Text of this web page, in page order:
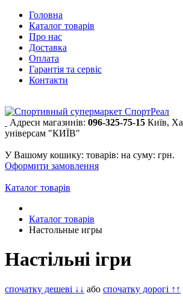
Головна
Каталог товарів
Про нас
Доставка
Оплата
Гарантія та сервіс
Контакти
Адреси магазинів: 096-325-75-15 Київ,
універсам "КИЇВ"
У Вашому кошику: товарів: на суму: грн.
Оформити замовлення
Каталог товарів
Каталог товарів
Настольные игры
Настільні ігри
спочатку дешеві ↓↓ або спочатку дорогі ↑↑